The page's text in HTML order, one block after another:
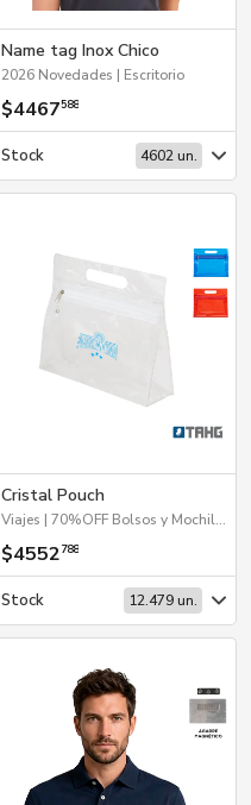
Name tag Inox Chico
2026 Novedades | Escritorio
$4467588
Stock 4602 un.
Cristal Pouch
Viajes | 70%OFF Bolsos y Mochilas | Hogar y Tiempo Libre | Escritorio
$4552788
Stock 12.479 un.